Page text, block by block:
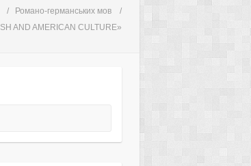
Романо-германських мов
AMERICAN CULTURE»